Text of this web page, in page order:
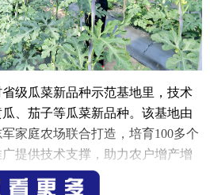
级瓜菜新品种示范基地里，技术
、茄子等瓜菜新品种。该基地由
家庭农场联合打造，培育100多个
提供技术支撑，助力农户增产增